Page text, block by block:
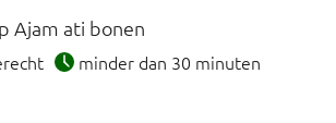
Ajam ati bonen
minder dan 30 minuten